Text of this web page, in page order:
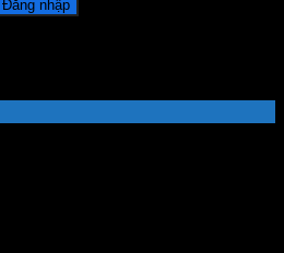
Đăng nhập